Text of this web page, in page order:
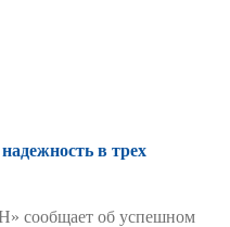
в трех
сообщает об успешном